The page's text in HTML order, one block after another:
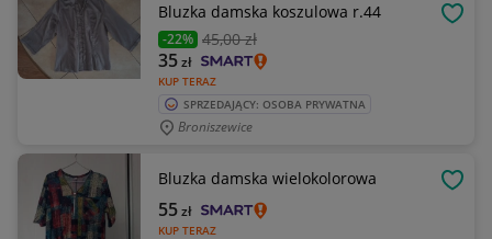
Bluzka damska koszulowa r.44
-22% 45,00 zł
KUP TERAZ
35zł
SPRZEDAJĄCY: OSOBA PRYWATNA
Broniszewice
Bluzka damska wielokolorowa
KUP TERAZ
55zł